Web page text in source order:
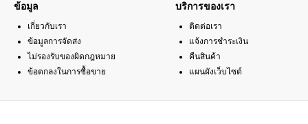
ข้อมูล
เกี่ยวกับเรา
ข้อมูลการจัดส่ง
ไม่รองรับของผิดกฎหมาย
ข้อตกลงในการซื้อขาย
บริการของเรา
ติดต่อเรา
แจ้งการชำระเงิน
คืนสินค้า
แผนผังเว็บไซต์